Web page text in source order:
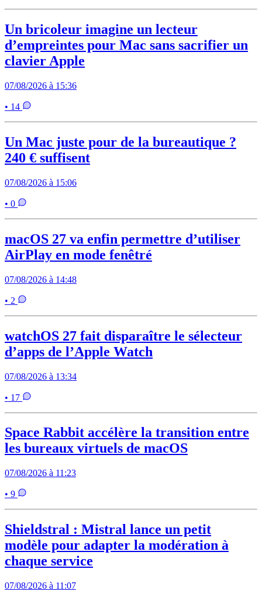
Un bricoleur imagine un lecteur
d’empreintes pour Mac sans sacrifier un
clavier Apple
07/08/2026 à 15:36
• 14
Un Mac juste pour de la bureautique ?
240 € suffisent
07/08/2026 à 15:06
• 0
macOS 27 va enfin permettre d’utiliser
AirPlay en mode fenêtré
07/08/2026 à 14:48
• 2
watchOS 27 fait disparaître le sélecteur
d’apps de l’Apple Watch
07/08/2026 à 13:34
• 17
Space Rabbit accélère la transition entre
les bureaux virtuels de macOS
07/08/2026 à 11:23
• 9
Shieldstral : Mistral lance un petit
modèle pour adapter la modération à
chaque service
07/08/2026 à 11:07